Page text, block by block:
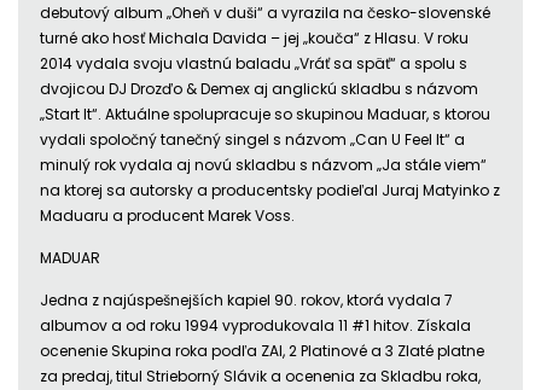
debutový album „Oheň v duši“ a vyrazila na česko-slovenské
turné ako hosť Michala Davida – jej „kouča“ z Hlasu. V roku
2014 vydala svoju vlastnú baladu „Vráť sa späť“ a spolu s
dvojicou DJ Drozďo & Demex aj anglickú skladbu s názvom
„Start It“. Aktuálne spolupracuje so skupinou Maduar, s ktorou
vydali spoločný tanečný singel s názvom „Can U Feel It“ a
minulý rok vydala aj novú skladbu s názvom „Ja stále viem“
na ktorej sa autorsky a producentsky podieľal Juraj Matyinko z
Maduaru a producent Marek Voss.
MADUAR
Jedna z najúspešnejších kapiel 90. rokov, ktorá vydala 7
albumov a od roku 1994 vyprodukovala 11 #1 hitov. Získala
ocenenie Skupina roka podľa ZAI, 2 Platinové a 3 Zlaté platne
za predaj, titul Strieborný Slávik a ocenenia za Skladbu roka,